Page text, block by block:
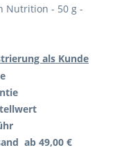
Nutrition - 50 g -
als Kunde
ab 49,00 €